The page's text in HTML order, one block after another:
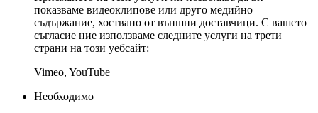
показваме видеоклипове или друго медийно
съдържание, хоствано от външни доставчици. С вашето
съгласие ние използваме следните услуги на трети
страни на този уебсайт:
Vimeo, YouTube
Необходимо